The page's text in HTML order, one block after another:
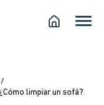
/
limpiar un sofá?